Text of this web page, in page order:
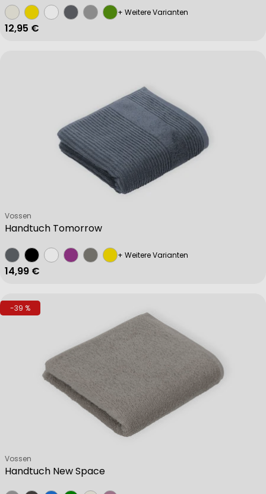
+ Weitere Varianten
Regulärer Preis
12,95 €
Handtuch Tomorrow
Verkäufer:
Vossen
+ Weitere Varianten
Regulärer Preis
14,99 €
-39 %
Handtuch New Space
Verkäufer:
Vossen